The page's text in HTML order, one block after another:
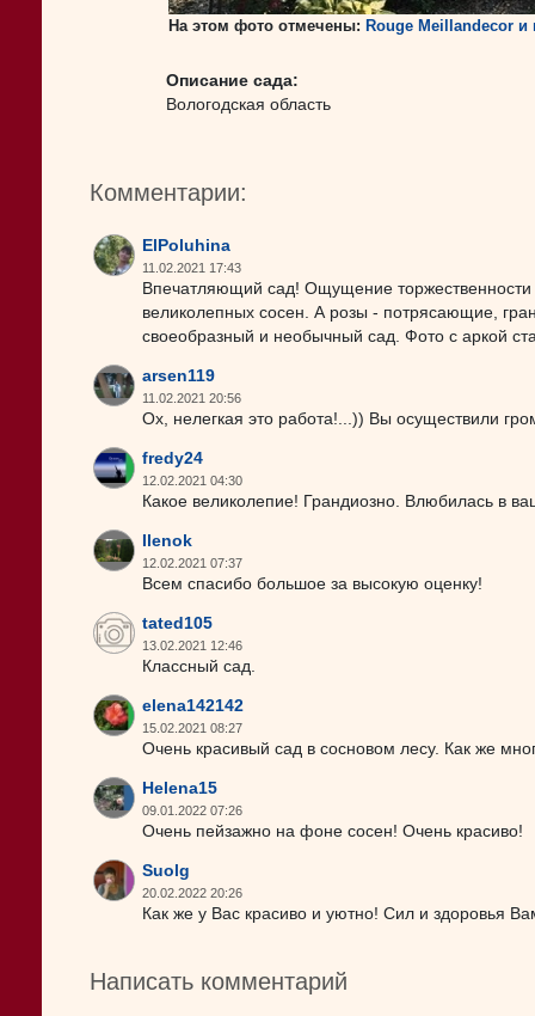
На этом фото отмечены: Rouge Meillandecor
Описание сада:
Вологодская область
Комментарии:
ElPoluhina
11.02.2021 17:43
Впечатляющий сад! Ощущение торжественности
великолепных сосен. А розы - потрясающие,
своеобразный и необычный сад. Фото с аркой
arsen119
11.02.2021 20:56
Ох, нелегкая это работа!...)) Вы осуществили
fredy24
12.02.2021 04:30
Какое великолепие! Грандиозно. Влюбилась в
Ilenok
12.02.2021 07:37
Всем спасибо большое за высокую оценку!
tated105
13.02.2021 12:46
Классный сад.
elena142142
15.02.2021 08:27
Очень красивый сад в сосновом лесу. Как же
Helena15
09.01.2022 07:26
Очень пейзажно на фоне сосен! Очень красиво!
Suolg
20.02.2022 20:26
Как же у Вас красиво и уютно! Сил и здоровья
Написать комментарий